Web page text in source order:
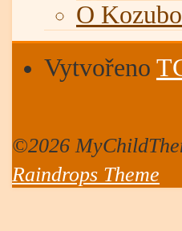
O
Vytvořeno
©2026
Raindrops Theme